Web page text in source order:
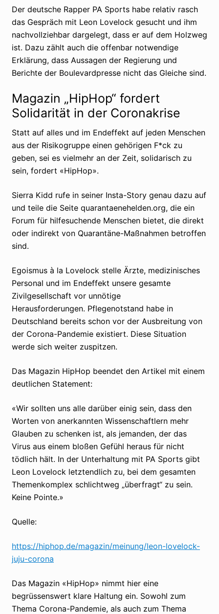
Der deutsche Rapper PA Sports habe relativ rasch
das Gespräch mit Leon Lovelock gesucht und ihm
nachvollziehbar dargelegt, dass er auf dem Holzweg
ist. Dazu zählt auch die offenbar notwendige
Erklärung, dass Aussagen der Regierung und
Berichte der Boulevardpresse nicht das Gleiche sind.
Magazin „HipHop“ fordert
Solidarität in der Coronakrise
Statt auf alles und im Endeffekt auf jeden Menschen
aus der Risikogruppe einen gehörigen F*ck zu
geben, sei es vielmehr an der Zeit, solidarisch zu
sein, fordert «HipHop».
Sierra Kidd rufe in seiner Insta-Story genau dazu auf
und teile die Seite quarantaenehelden.org, die ein
Forum für hilfesuchende Menschen bietet, die direkt
oder indirekt von Quarantäne-Maßnahmen betroffen
sind.
Egoismus à la Lovelock stelle Ärzte, medizinisches
Personal und im Endeffekt unsere gesamte
Zivilgesellschaft vor unnötige
Herausforderungen. Pflegenotstand habe in
Deutschland bereits schon vor der Ausbreitung von
der Corona-Pandemie existiert. Diese Situation
werde sich weiter zuspitzen.
Das Magazin HipHop beendet den Artikel mit einem
deutlichen Statement:
«Wir sollten uns alle darüber einig sein, dass den
Worten von anerkannten Wissenschaftlern mehr
Glauben zu schenken ist, als jemanden, der das
Virus aus einem bloßen Gefühl heraus für nicht
tödlich hält. In der Unterhaltung mit PA Sports gibt
Leon Lovelock letztendlich zu, bei dem gesamten
Themenkomplex schlichtweg „überfragt“ zu sein.
Keine Pointe.»
Quelle:
https://hiphop.de/magazin/meinung/leon-lovelock-
juju-corona
Das Magazin «HipHop» nimmt hier eine
begrüssenswert klare Haltung ein. Sowohl zum
Thema Corona-Pandemie, als auch zum Thema